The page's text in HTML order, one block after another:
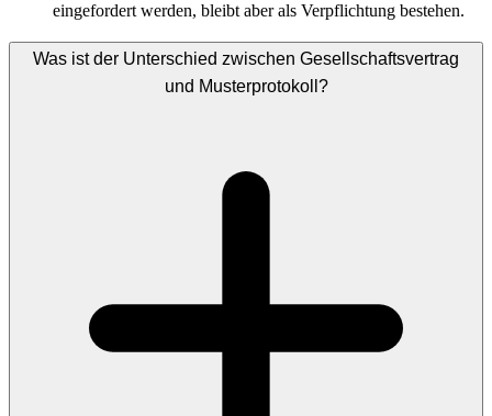
eingefordert werden, bleibt aber als Verpflichtung bestehen.
Was ist der Unterschied zwischen Gesellschaftsvertrag
und Musterprotokoll?